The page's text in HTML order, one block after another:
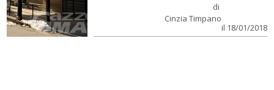
di
Cinzia Timpano
il 18/01/2018